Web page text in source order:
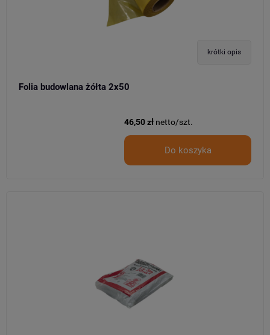
krótki opis
Folia budowlana żółta 2x50
46,50 zł netto/szt.
Do koszyka